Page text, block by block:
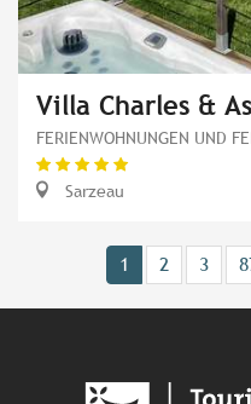
Villa Charles &
FERIENWOHNUNGEN UND
Sarzeau
1 2 3